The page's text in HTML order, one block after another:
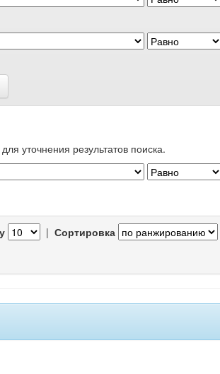
уточнения результатов поиска.
| Сортировка